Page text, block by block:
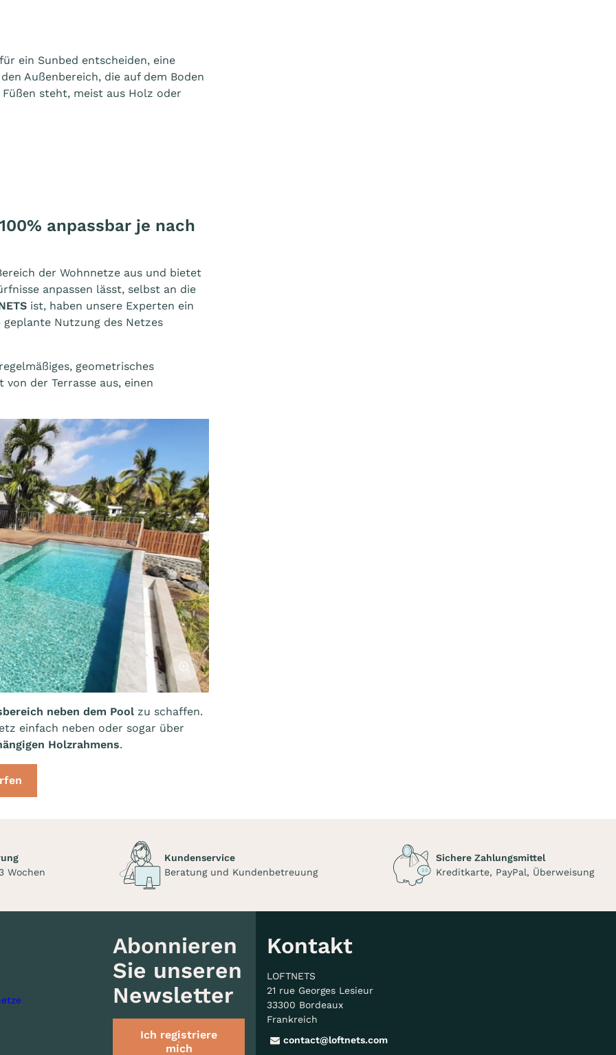
ein Sunbed entscheiden, eine
Außenbereich, die auf dem Boden
steht, meist aus Holz oder
anpassbar je nach
der Wohnnetze aus und bietet
anpassen lässt, selbst an die
ist, haben unsere Experten ein
Nutzung des Netzes
geometrisches
der Terrasse aus, einen
Afficher l'image
neben dem Pool zu schaffen.
einfach neben oder sogar über
Holzrahmens.
Wochen
Kundenservice
Beratung und Kundenbetreuung
Sichere Zahlungsmittel
Kreditkarte, PayPal, Überweisung
Abonnieren
Sie unseren
Newsletter
Ich registriere
mich
Kontakt
LOFTNETS
21 rue Georges Lesieur
33300 Bordeaux
Frankreich
contact@loftnets.com